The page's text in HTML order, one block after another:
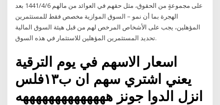
على مجموعةٍ من الحقوق، مثل حقهم في العوائد من مالهم 6‏‏/4‏‏/1441 بعد
الهجرة بما أن نمو – السوق الموازية مخصص فقط للمستثمرين
المؤهلين، يجب على الأشخاص المرخص لهم من قبل هيئة السوق المالية
تحديد المستثمرين المؤهلين للاستثمار في هذه السوق.
اسعار الاسهم في يوم الترقية
يعني اشتري سهم ان ب١٣فلس
انزل الدوا جونز ههههههههههههههه